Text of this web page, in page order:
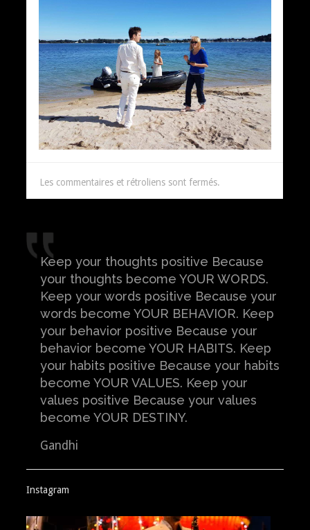
Les commentaires et rétroliens sont fermés.
Keep your thoughts positive Because
your thoughts become YOUR WORDS.
Keep your words positive Because your
words become YOUR BEHAVIOR. Keep
your behavior positive Because your
behavior become YOUR HABITS. Keep
your habits positive Because your habits
become YOUR VALUES. Keep your
values positive Because your values
become YOUR DESTINY.
Gandhi
Instagram